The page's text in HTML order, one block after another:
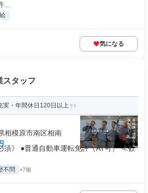
気になる
スタッフ
実・年間休日120日以上
相模原市南区相南
須》 ●普通自動車運転免許（AT可） ≪歓
不問 +7個